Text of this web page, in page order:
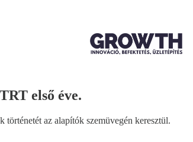
első éve.
az alapítók szemüvegén keresztül.